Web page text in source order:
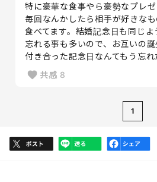
特に豪華な食事やら豪勢なプレゼ
毎回なんかしたら相手が好きな
食べてます。結婚記念日も同じ
忘れる事も多いので、お互いの誕
付き合った記念日なんてもう忘
共感 8
1